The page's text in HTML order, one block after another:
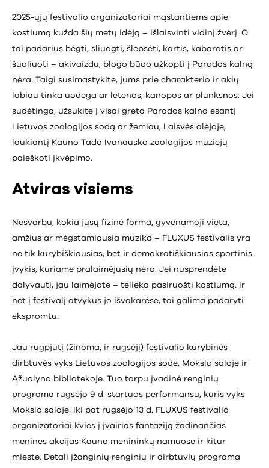
2025-ųjų festivalio organizatoriai mąstantiems apie
kostiumą kužda šių metų idėją – išlaisvinti vidinį žvėrį. O
tai padarius bėgti, sliuogti, šlepsėti, kartis, kabarotis ar
šuoliuoti – akivaizdu, blogo būdo užkopti į Parodos kalną
nėra. Taigi susimąstykite, jums prie charakterio ir akių
labiau tinka uodega ar letenos, kanopos ar plunksnos. Jei
sudėtinga, užsukite į visai greta Parodos kalno esantį
Lietuvos zoologijos sodą ar žemiau, Laisvės alėjoje,
laukiantį Kauno Tado Ivanausko zoologijos muziejų
paieškoti įkvėpimo.
Atviras visiems
Nesvarbu, kokia jūsų fizinė forma, gyvenamoji vieta,
amžius ar mėgstamiausia muzika – FLUXUS festivalis yra
ne tik kūrybiškiausias, bet ir demokratiškiausias sportinis
įvykis, kuriame pralaimėjusių nėra. Jei nusprendėte
dalyvauti, jau laimėjote – telieka pasiruošti kostiumą. Ir
net į festivalį atvykus jo išvakarėse, tai galima padaryti
ekspromtu.
Jau rugpjūtį (žinoma, ir rugsėjį) festivalio kūrybinės
dirbtuvės vyks Lietuvos zoologijos sode, Mokslo saloje ir
Ąžuolyno bibliotekoje. Tuo tarpu įvadinė renginių
programa rugsėjo 9 d. startuos performansu, kuris vyks
Mokslo saloje. Iki pat rugsėjo 13 d. FLUXUS festivalio
organizatoriai kvies į įvairias fantaziją žadinančias
menines akcijas Kauno menininkų namuose ir kitur
mieste. Detali įžanginių renginių ir dirbtuvių programa